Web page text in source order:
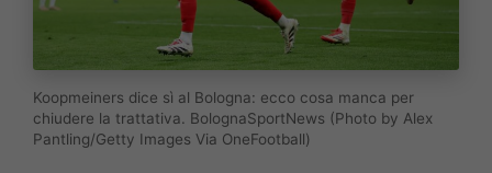
Koopmeiners dice sì al Bologna: ecco cosa manca per
chiudere la trattativa. BolognaSportNews (Photo by Alex
Pantling/Getty Images Via OneFootball)